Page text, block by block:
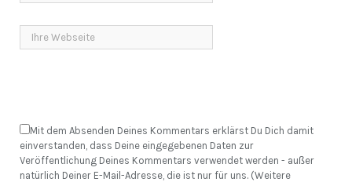
Mit dem Absenden Deines Kommentars erklärst Du Dich damit
einverstanden, dass Deine eingegebenen Daten zur
Veröffentlichung Deines Kommentars verwendet werden - außer
natürlich Deiner E-Mail-Adresse, die ist nur für uns. (Weitere